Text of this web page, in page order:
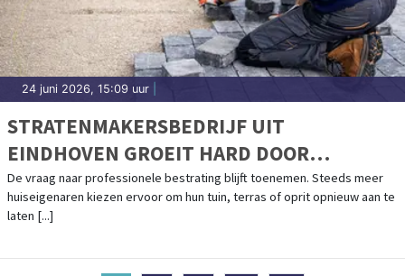
24 juni 2026, 15:09 uur
STRATENMAKERSBEDRIJF UIT
EINDHOVEN GROEIT HARD DOOR
TOENEMENDE VRAAG
De vraag naar professionele bestrating blijft toenemen. Steeds meer
huiseigenaren kiezen ervoor om hun tuin, terras of oprit opnieuw aan te
laten [...]